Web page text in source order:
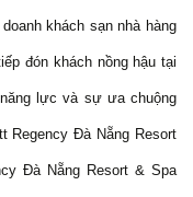
khách sạn nhà hàng
đón khách nồng hậu tại
lực và sự ưa chuộng
Regency Đà Nẵng Resort
Đà Nẵng Resort & Spa